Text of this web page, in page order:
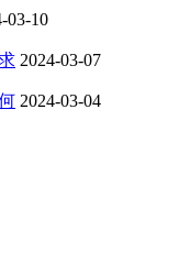
03-10
2024-03-07
2024-03-04